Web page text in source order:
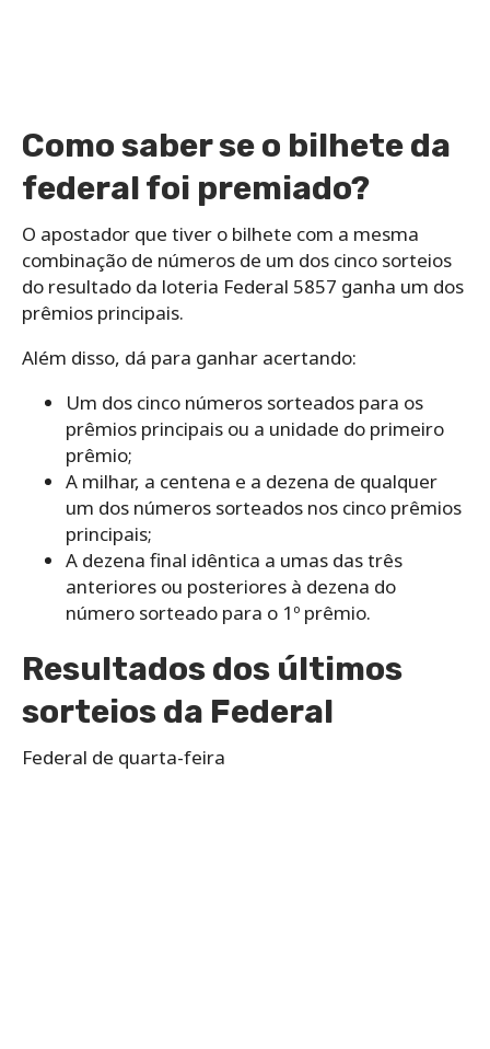
Como saber se o bilhete da
federal foi premiado?
O apostador que tiver o bilhete com a mesma
combinação de números de um dos cinco sorteios
do resultado da loteria Federal 5857 ganha um dos
prêmios principais.
Além disso, dá para ganhar acertando:
Um dos cinco números sorteados para os
prêmios principais ou a unidade do primeiro
prêmio;
A milhar, a centena e a dezena de qualquer
um dos números sorteados nos cinco prêmios
principais;
A dezena final idêntica a umas das três
anteriores ou posteriores à dezena do
número sorteado para o 1º prêmio.
Resultados dos últimos
sorteios da Federal
Federal de quarta-feira